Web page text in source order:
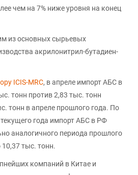
чем на 7% ниже уровня на конец
из основных сырьевых
акрилонитрил-бутадиен-
ICIS-MRC, в апреле импорт АБС в
тонн против 2,83 тыс. тонн
тонн в апреле прошлого года. По
года импорт АБС в РФ
аналогичного периода прошлого
10,37 тыс. тонн.
компаний в Китае и